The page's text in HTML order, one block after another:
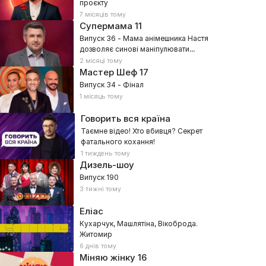
проєкту
7 місяців тому
Супермама 11
Випуск 36 - Мама анімешника Настя
дозволяє синові маніпулювати
собою?
2 місяці тому
Мастер Шеф17
Випуск 34 - Фінал
1 місяць тому
Говорить вся країна
Таємне відео! Хто вбивця? Секрет
фатального кохання!
1 тиждень тому
Дизель-шоу
Випуск 190
3 тижні тому
Еліас
Кухарчук, Машлятіна, Вікоброда.
Житомир
6 днів тому
Міняю жінку16